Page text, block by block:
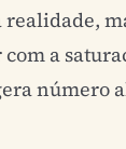
a
número